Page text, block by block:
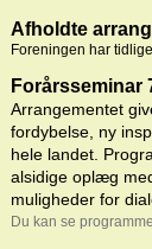
Afholdte
Foreningen har
Forårsseminar
Arrangementet
fordybelse, ny
hele landet.
alsidige oplæg
muligheder for
Du kan se